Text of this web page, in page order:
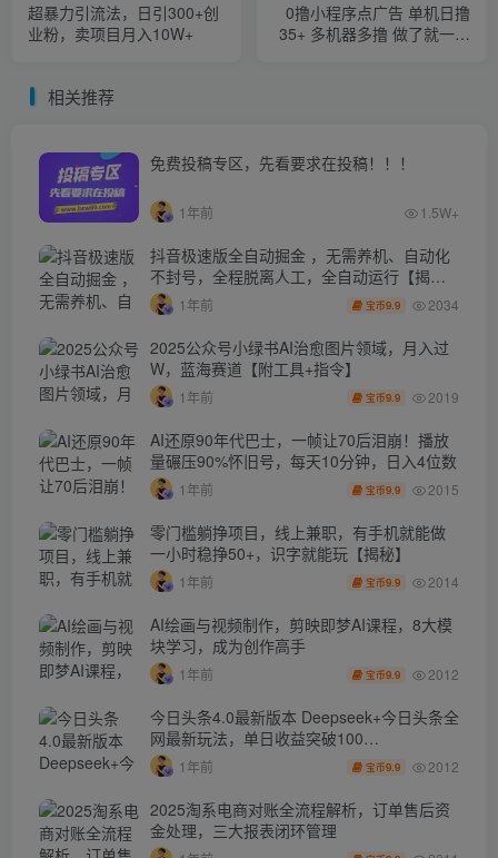
超暴力引流法，日引300+创
业粉，卖项目月入10W+
0撸小程序点广告 单机日撸
35+ 多机器多撸 做了就一定
相关推荐
免费投稿专区，先看要求在投稿！！！
1年前 1.5W+
抖音极速版全自动掘金 ，无需养机、自动化
不封号，全程脱离人工，全自动运行【揭
秘】 1年前 宝币9.9 2034
2025公众号小绿书AI治愈图片领域，月入过
W，蓝海赛道【附工具+指令】
1年前 宝币9.9 2019
AI还原90年代巴士，一帧让70后泪崩！播放
量碾压90%怀旧号，每天10分钟，日入4位数
1年前 宝币9.9 2015
零门槛躺挣项目，线上兼职，有手机就能做
一小时稳挣50+，识字就能玩【揭秘】
1年前 宝币9.9 2014
AI绘画与视频制作，剪映即梦AI课程，8大模
块学习，成为创作高手
1年前 宝币9.9 2012
今日头条4.0最新版本 Deepseek+今日头条全
网最新玩法，单日收益突破100…
1年前 宝币9.9 2012
2025淘系电商对账全流程解析，订单售后资
金处理，三大报表闭环管理